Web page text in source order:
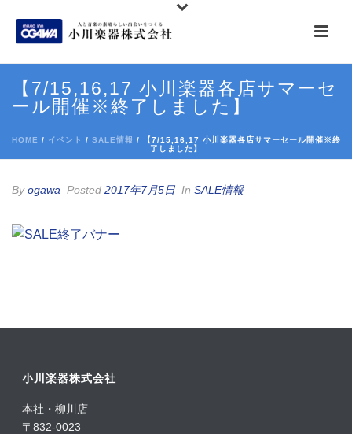
【7/15,16,17 小川楽器各店サマーセ
ール開催※終了しました】
HOME / イベント / SALE情報 / 【7/15,16,17 小川楽器各店サマーセール開催※終
了しました】
Byogawa Posted 2017年7月5日 In SALE情報
小川楽器株式会社
本社・柳川店
〒832-0023